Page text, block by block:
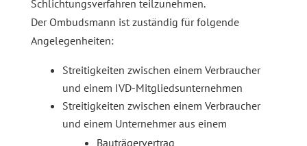
Schlichtungsverfahren teilzunehmen.
Der Ombudsmann ist zuständig für folgende
Angelegenheiten:
Streitigkeiten zwischen einem Verbraucher
und einem IVD-Mitgliedsunternehmen
Streitigkeiten zwischen einem Verbraucher
und einem Unternehmer aus einem
Bauträgervertrag